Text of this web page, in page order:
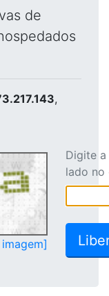
de
,
Digite
lado no